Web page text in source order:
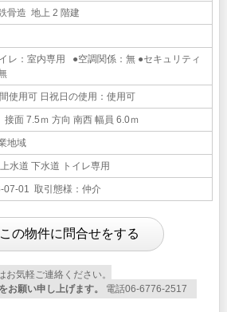
骨造 地上 2 階建
レ：室内専用 ●空調関係：無 ●セキュリティ
使用可 日祝日の使用：使用可
面 7.5ｍ 方向 南西 幅員 6.0ｍ
地域
水道 下水道 トイレ専用
07-01 取引態様：仲介
気軽ご連絡ください。
お願い申し上げます。
電話06-6776-2517